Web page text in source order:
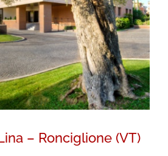
– Ronciglione (VT)